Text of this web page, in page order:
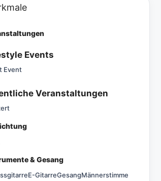
Events
Event
Veranstaltungen
& Gesang
E-GitarreGesangMännerstimme